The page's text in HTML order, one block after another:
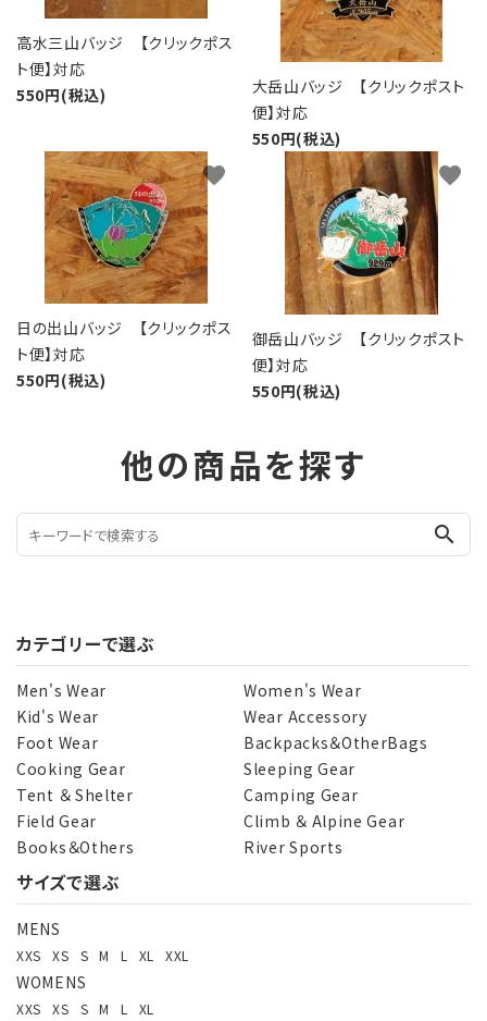
高水三山バッジ 【クリックポス
ト便】対応
550円(税込)
大岳山バッジ 【クリックポスト
便】対応
550円(税込)
日の出山バッジ 【クリックポス
ト便】対応
550円(税込)
favorite
御岳山バッジ 【クリックポスト
便】対応
550円(税込)
favorite
他の商品を探す
search
カテゴリーで選ぶ
Men's Wear
Women's Wear
Kid's Wear
Wear Accessory
Foot Wear
Backpacks＆OtherBags
Cooking Gear
Sleeping Gear
Tent ＆ Shelter
Camping Gear
Field Gear
Climb ＆ Alpine Gear
Books＆Others
River Sports
サイズで選ぶ
MENS
XXS XS S M L XL XXL
WOMENS
XXS XS S M L XL